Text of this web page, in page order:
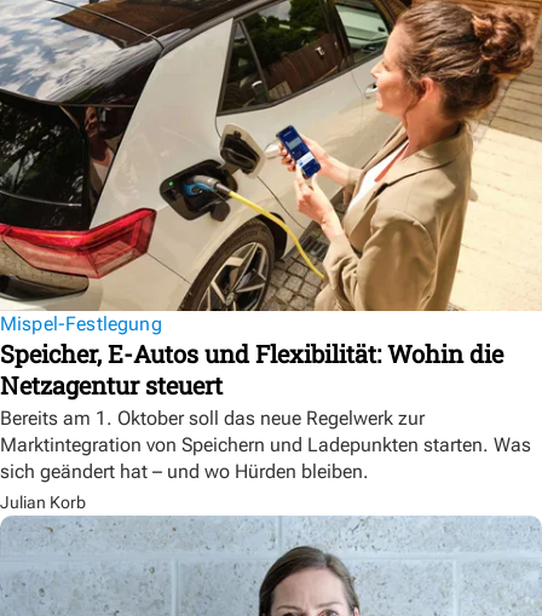
Mispel-Festlegung
Speicher, E-Autos und Flexibilität: Wohin die
Netzagentur steuert
Bereits am 1. Oktober soll das neue Regelwerk zur
Marktintegration von Speichern und Ladepunkten starten. Was
sich geändert hat – und wo Hürden bleiben.
Julian Korb